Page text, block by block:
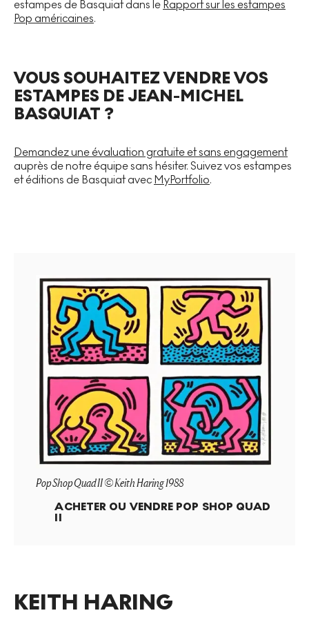
estampes de Basquiat dans le Rapport sur les estampes
Pop américaines.
VOUS SOUHAITEZ VENDRE VOS
ESTAMPES DE JEAN-MICHEL
BASQUIAT ?
Demandez une évaluation gratuite et sans engagement
auprès de notre équipe sans hésiter. Suivez vos estampes
et éditions de Basquiat avec MyPortfolio.
Pop Shop Quad II © Keith Haring 1988
ACHETER OU VENDRE POP SHOP QUAD
II
KEITH HARING